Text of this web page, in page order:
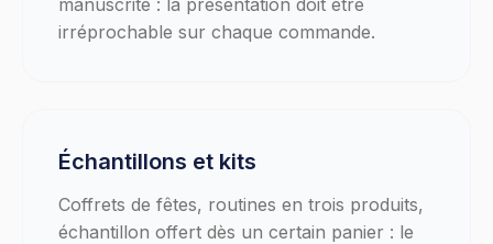
manuscrite : la présentation doit être
irréprochable sur chaque commande.
Échantillons et kits
Coffrets de fêtes, routines en trois produits,
échantillon offert dès un certain panier : le